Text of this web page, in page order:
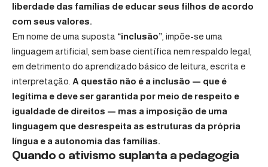
liberdade das famílias de educar seus filhos de acordo
com seus valores.
Em nome de uma suposta “inclusão” , impõe-se uma
linguagem artificial, sem base científica nem respaldo legal,
em detrimento do aprendizado básico de leitura, escrita e
interpretação. A questão não é a inclusão — que é
legítima e deve ser garantida por meio de respeito e
igualdade de direitos — mas a imposição de uma
linguagem que desrespeita as estruturas da própria
língua e a autonomia das famílias.
Quando o ativismo suplanta a pedagogia